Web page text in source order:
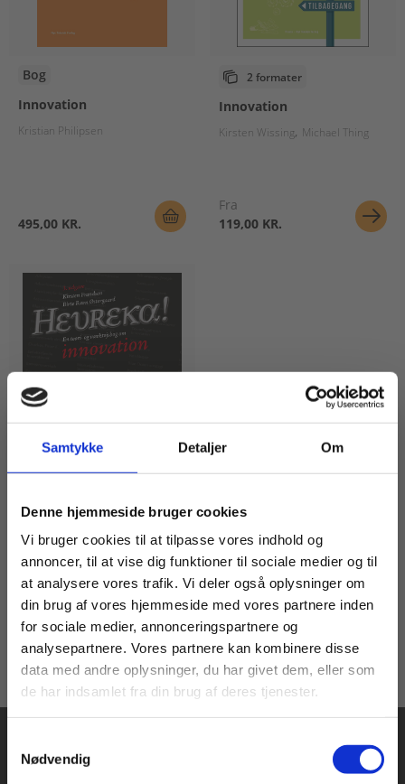
Samtykke Detaljer Om
Denne hjemmeside bruger cookies
Vi bruger cookies til at tilpasse vores indhold og
annoncer, til at vise dig funktioner til sociale medier og til
at analysere vores trafik. Vi deler også oplysninger om
din brug af vores hjemmeside med vores partnere inden
for sociale medier, annonceringspartnere og
analysepartnere. Vores partnere kan kombinere disse
data med andre oplysninger, du har givet dem, eller som
de har indsamlet fra din brug af deres tjenester.
Nødvendig
Bog
Innovation
Kristian Philipsen
495,00 KR.
2 formater
Innovation
Kirsten Wissing Michael Thing
Fra
119,00 KR.
Birte Ravn Østergaard Kirsten Frandsen
399,00 KR.
Køb læremidler og find masterclasses mm.
Fortsæt som:
For privatkunder og
studerende. Du får
vist priser inkl.
For institutioner og
virksomheder. Du
får vist priser ekskl.